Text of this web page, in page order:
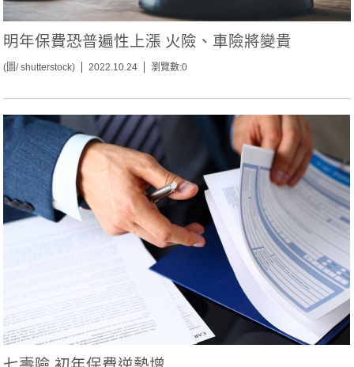
明年保費恐普遍性上漲 火險、車險將變貴
(圖/ shutterstock) 2022.10.24 瀏覽數:0